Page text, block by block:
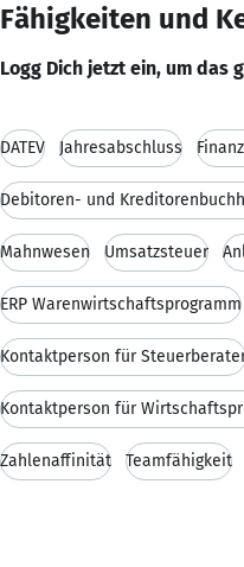
Fähigkeiten und
Logg Dich jetzt ein, um das
DATEV Jahresabschluss
Debitoren- und
Mahnwesen Umsatzsteuer
ERP Warenwirtschaftsprogramm
Kontaktperson für
Kontaktperson für
Zahlenaffinität Teamfähigkeit